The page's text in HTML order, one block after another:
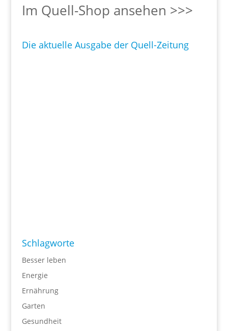
Im Quell-Shop ansehen >>>
Die aktuelle Ausgabe der Quell-Zeitung
Schlagworte
Besser leben
Energie
Ernährung
Garten
Gesundheit